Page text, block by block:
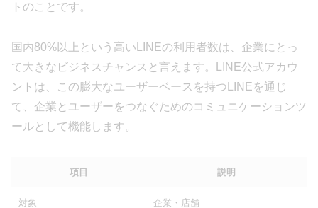
トのことです。
国内80%以上という高いLINEの利用者数は、企業にとっ
て大きなビジネスチャンスと言えます。LINE公式アカウ
ントは、この膨大なユーザーベースを持つLINEを通じ
て、企業とユーザーをつなぐためのコミュニケーションツ
ールとして機能します。
項目 説明
対象 企業・店舗